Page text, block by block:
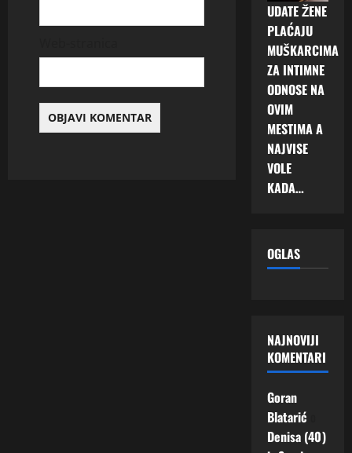
UDATE ŽENE
PLAĆAJU
MUŠKARCIMA
ZA INTIMNE
ODNOSE NA
OVIM
MESTIMA A
NAJVISE
VOLE
KADA…
OGLAS
NAJNOVIJI
KOMENTARI
Goran
Blatarić
Denisa (40)